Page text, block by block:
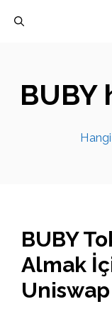
BUBY
BUBY
Almak
Uniswap